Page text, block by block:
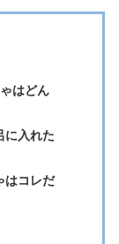
はどん
に入れた
はコレだ